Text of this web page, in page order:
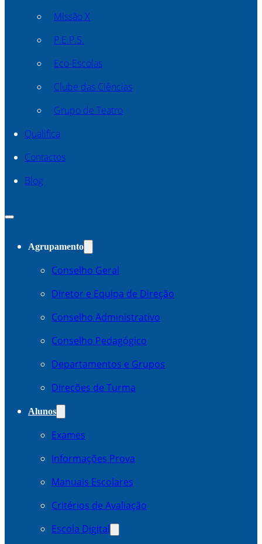
Missão X
P.E.P.S.
Eco-Escolas
Clube das Ciências
Grupo de Teatro
Qualifica
Contactos
Blog
Agrupamento
Conselho Geral
Diretor e Equipa de Direção
Conselho Administrativo
Conselho Pedagógico
Departamentos e Grupos
Direcões de Turma
Alunos
Exames
Informações Prova
Manuais Escolares
Critérios de Avaliação
Escola Digital